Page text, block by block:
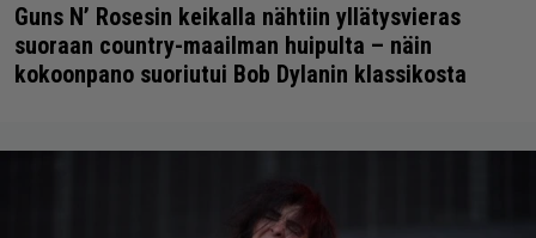
Guns N’ Rosesin keikalla nähtiin yllätysvieras
suoraan country-maailman huipulta – näin
kokoonpano suoriutui Bob Dylanin klassikosta